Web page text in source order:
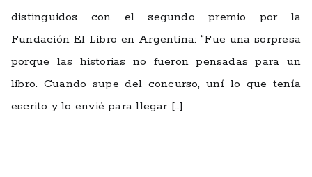
distinguidos con el segundo premio por la
Fundación El Libro en Argentina: “Fue una sorpresa
porque las historias no fueron pensadas para un
libro. Cuando supe del concurso, uní lo que tenía
escrito y lo envié para llegar […]